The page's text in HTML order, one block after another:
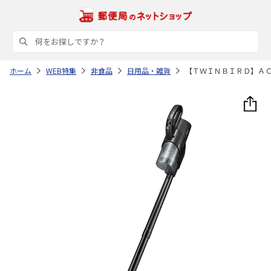
ホーム WEB特集 非食品 日用品・雑貨 【ＴＷＩＮＢＩＲＤ】